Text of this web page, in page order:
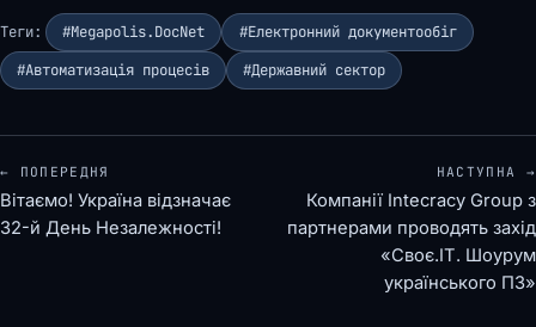
Теги: #Megapolis.DocNet
#Електронний документообіг
#Автоматизація процесів
#Державний сектор
← ПОПЕРЕДНЯ
Вітаємо! Україна відзначає
32-й День Незалежності!
НАСТУПНА →
Компанії Intecracy Group з
партнерами проводять захід
«Своє.ІТ. Шоурум
українського ПЗ»